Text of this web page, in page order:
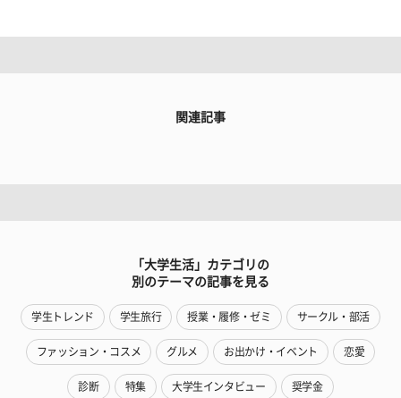
関連記事
「大学生活」カテゴリの
別のテーマの記事を見る
学生トレンド 学生旅行 授業・履修・ゼミ サークル・部活
ファッション・コスメ グルメ お出かけ・イベント 恋愛
診断 特集 大学生インタビュー 奨学金